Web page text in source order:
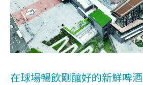
在球場暢飲剛釀好的新鮮啤酒